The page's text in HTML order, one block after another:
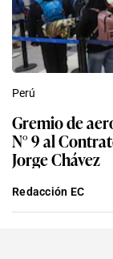
Perú
Gremio de
N° 9 al
Jorge Chávez
Redacción EC